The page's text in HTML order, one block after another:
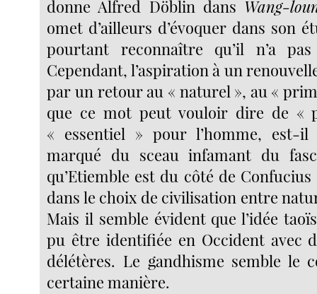
donne Alfred Döblin dans Wang-
omet d’ailleurs d’évoquer dans son
pourtant reconnaître qu’il n’a
Cependant, l’aspiration à un
par un retour au « naturel », au «
que ce mot peut vouloir dire de «
« essentiel » pour l’homme, est-il
marqué du sceau infamant du
qu’Etiemble est du côté de
dans le choix de civilisation entre
Mais il semble évident que l’idée
pu être identifiée en Occident avec
délétères. Le gandhisme semble le
certaine manière.